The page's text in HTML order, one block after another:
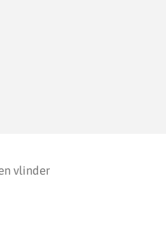
vlinder